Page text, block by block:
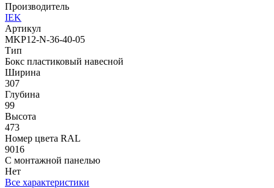
Производитель
IEK
Артикул
MKP12-N-36-40-05
Тип
Бокс пластиковый навесной
Ширина
307
Глубина
99
Высота
473
Номер цвета RAL
9016
С монтажной панелью
Нет
Все характеристики